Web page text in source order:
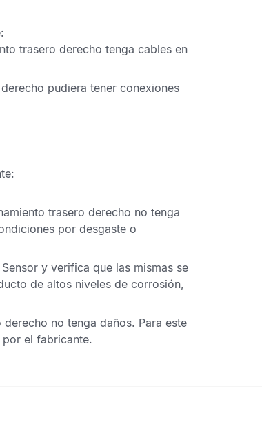
trasero derecho tenga cables en
pudiera tener conexiones
trasero derecho no tenga
por desgaste o
y verifica que las mismas se
de altos niveles de corrosión,
derecho no tenga daños. Para este
por el fabricante.